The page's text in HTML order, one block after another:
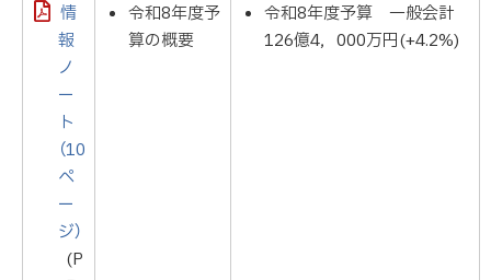
情
報
ノ
ー
ト
（10
ペ
ー
ジ）
(P
令和8年度予
算の概要
令和8年度予算 一般会計
126億4，000万円(+4.2%)